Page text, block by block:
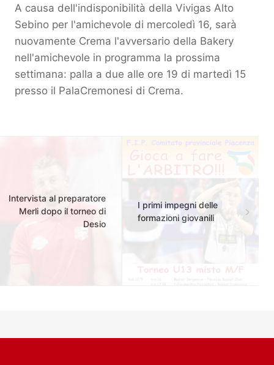
A causa dell'indisponibilità della Vivigas Alto
Sebino per l'amichevole di mercoledì 16, sarà
nuovamente Crema l'avversario della Bakery
nell'amichevole in programma la prossima
settimana: palla a due alle ore 19 di martedì 15
presso il PalaCremonesi di Crema.
Intervista al preparatore
Merli dopo il torneo di
Desio
I primi impegni delle
formazioni giovanili